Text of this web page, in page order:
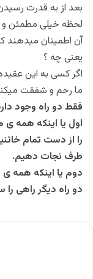
بعد از به قدرت
لحظه خیلی مطمئن و
آن اطمینان
یعنی چه ؟
اگر کسی به این
ما رحم و شفقت
فقط دو راه وجود
اول یا اینکه همه
را از دست تمام
طرف نجات دهیم.
دوم یا اینکه همه ی
دو راه دیگر راهی را